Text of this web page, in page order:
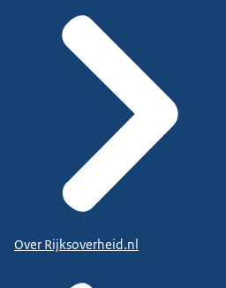
Over Rijksoverheid.nl